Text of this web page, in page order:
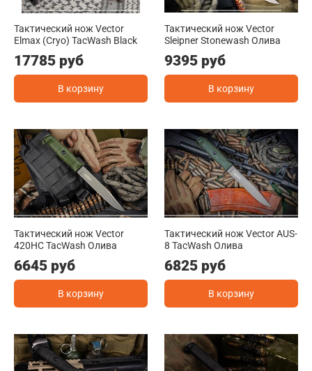
Тактический нож Vector
Elmax (Cryo) TacWash Black
17785 руб
В корзину
Тактический нож Vector
Sleipner Stonewash Олива
9395 руб
В корзину
Тактический нож Vector
420HC TacWash Олива
6645 руб
В корзину
Тактический нож Vector AUS-
8 TacWash Олива
6825 руб
В корзину